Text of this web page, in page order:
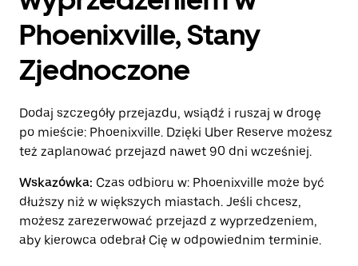
Phoenixville, Stany
Zjednoczone
Dodaj szczegóły przejazdu, wsiądź i ruszaj w drogę
po mieście: Phoenixville. Dzięki Uber Reserve możesz
też zaplanować przejazd nawet 90 dni wcześniej.
Wskazówka: Czas odbioru w: Phoenixville może być
dłuższy niż w większych miastach. Jeśli chcesz,
możesz zarezerwować przejazd z wyprzedzeniem,
aby kierowca odebrał Cię w odpowiednim terminie.